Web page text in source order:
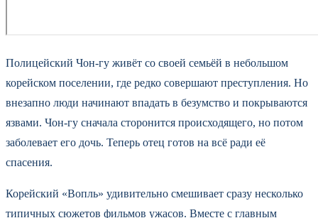
Полицейский Чон-гу живёт со своей семьёй в небольшом
корейском поселении, где редко совершают преступления. Но
внезапно люди начинают впадать в безумство и покрываются
язвами. Чон-гу сначала сторонится происходящего, но потом
заболевает его дочь. Теперь отец готов на всё ради её
спасения.
Корейский «Вопль» удивительно смешивает сразу несколько
типичных сюжетов фильмов ужасов. Вместе с главным